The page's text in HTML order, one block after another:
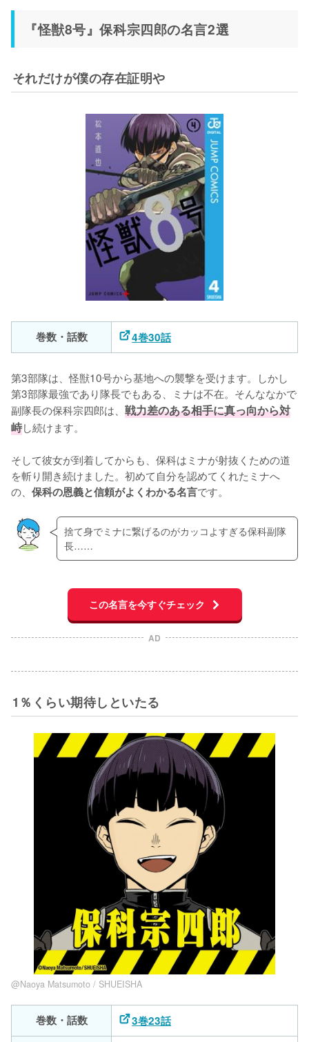
『怪獣8号』保科宗四郎の名言2選
それだけが僕の存在証明や
巻数・話数 4巻30話
第3部隊は、怪獣10号から基地への襲撃を受けます。しかし
第3部隊最強であり隊長でもある、ミナは不在。そんななかで
副隊長の保科宗四郎は、 戦力差のある相手に真っ向から対
峙し続けます。
そして彼女が到着してからも、保科はミナが射抜くための道
を斬り開き続けました。初めて自分を認めてくれたミナへ
の、 保科の恩義と信頼がよくわかる名言です。
捨て身でミナに繋げるのがカッコよすぎる保科副隊
長……
この名言を今すぐチェック
AD
1％くらい期待しといたる
@Naoya Matsumoto / SHUEISHA
巻数・話数
3巻23話